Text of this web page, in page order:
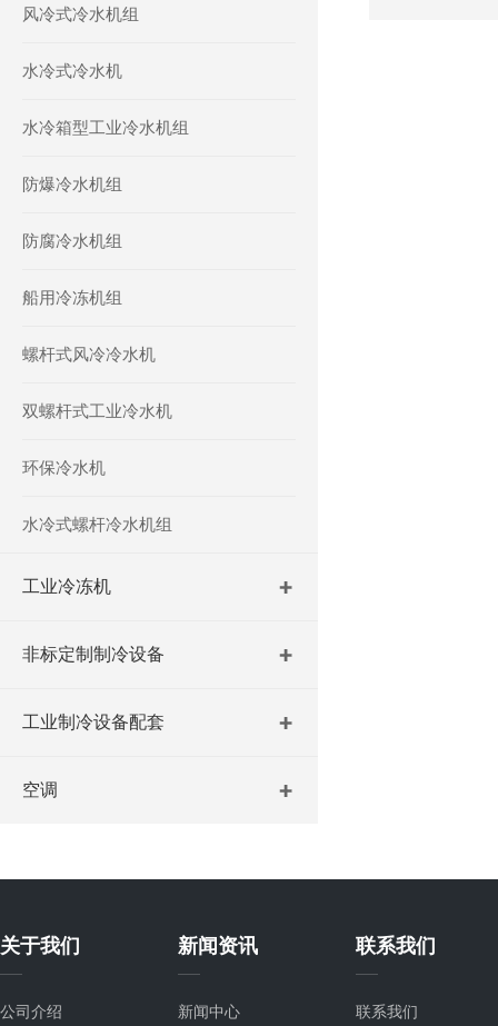
风冷式冷水机组
水冷式冷水机
水冷箱型工业冷水机组
防爆冷水机组
防腐冷水机组
船用冷冻机组
螺杆式风冷冷水机
双螺杆式工业冷水机
环保冷水机
水冷式螺杆冷水机组
工业冷冻机
非标定制制冷设备
工业制冷设备配套
空调
关于我们
公司介绍
新闻资讯
新闻中心
联系我们
联系我们